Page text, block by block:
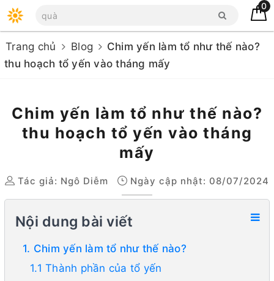
0
Trang chủ Blog
Chim yến làm tổ như thế nào?
thu hoạch tổ yến vào tháng mấy
Chim yến làm tổ như thế nào?
thu hoạch tổ yến vào tháng
mấy
Tác giả: Ngô Diễm Ngày cập nhật: 08/07/2024
Nội dung bài viết
1. Chim yến làm tổ như thế nào?
1.1 Thành phần của tổ yến